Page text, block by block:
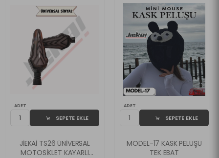
ADET
SEPETE EKLE
JİEKAİ TS26 ÜNİVERSAL
MOTOSİKLET KAYARLI
ADET
SEPETE EKLE
MODEL-17 KASK PELUŞU
TEK EBAT